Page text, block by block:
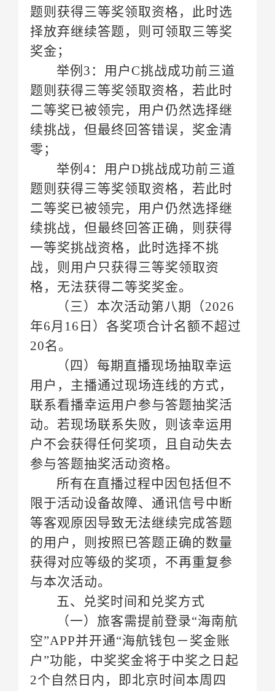
奖金；
举例
零；
举例
格，无法获得二等奖奖金。
（三）本次活动第八期（
年6月16日）各奖项合计名额不超过
20名 。
参与答题抽奖活动资格。
与本次活动。
五、兑奖时间和兑奖方式
（一）旅客需提前登录